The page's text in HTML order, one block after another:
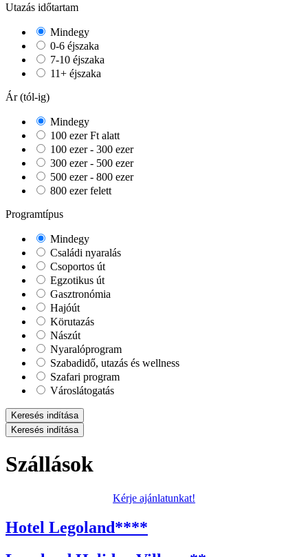
Utazás időtartam
Mindegy
0-6 éjszaka
7-10 éjszaka
11+ éjszaka
Ár (tól-ig)
Mindegy
100 ezer Ft alatt
100 ezer - 300 ezer
300 ezer - 500 ezer
500 ezer - 800 ezer
800 ezer felett
Programtípus
Mindegy
Családi nyaralás
Csoportos út
Egzotikus út
Gasztronómia
Hajóút
Körutazás
Nászút
Nyaralóprogram
Szabadidő, utazás és wellness
Szafari program
Városlátogatás
Keresés indítása
Keresés indítása
Szállások
Kérje ajánlatunkat!
Hotel Legoland****